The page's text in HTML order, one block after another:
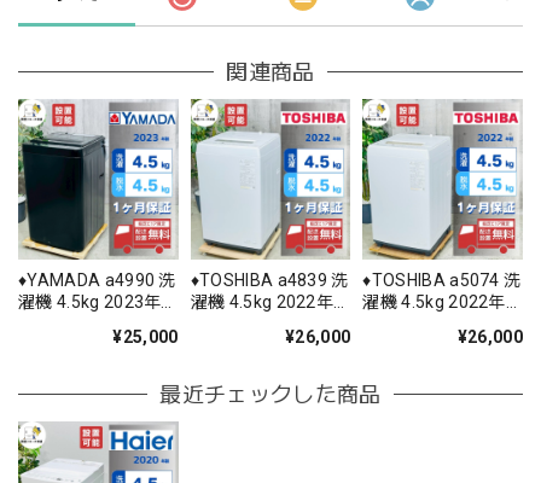
関連商品
♦️YAMADA a4990 洗
濯機 4.5kg 2023年
¥25,000
♦️TOSHIBA a4839 洗
濯機 4.5kg 2022年
¥26,000
♦️TOSHIBA a5074 洗
濯機 4.5kg 2022年
¥26,000
最近チェックした商品